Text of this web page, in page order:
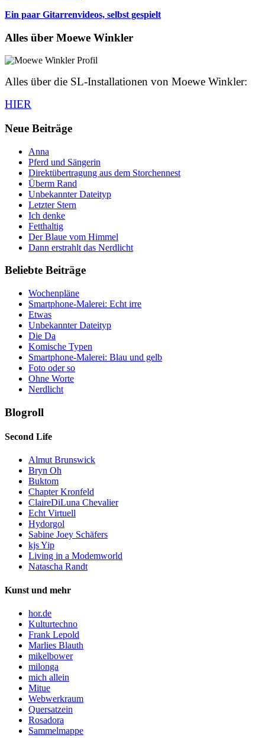
Ein paar Gitarrenvideos, selbst gespielt
Alles über Moewe Winkler
Alles über die SL-Installationen von Moewe Winkler:
HIER
Neue Beiträge
Anna
Pferd und Sängerin
Direktübertragung aus dem Storchennest
Überm Rand
Unbekannter Dateityp
Letzter Stern
Ich denke
Fetthaltig
Der Blaue vom Himmel
Dann erstrahlt das Nerdlicht
Beliebte Beiträge
Wochenpläne
Smartphone-Malerei: Echt irre
Etwas
Unbekannter Dateityp
Die Da
Komische Typen
Smartphone-Malerei: Blau und gelb
Foto oder so
Ohne Worte
Nerdlicht
Blogroll
Second Life
Almut Brunswick
Bryn Oh
Buktom
Chapter Kronfeld
ClaireDiLuna Chevalier
Echt Virtuell
Hydorgol
Sabine Joey Schäfers
kjs Yip
Living in a Modemworld
Natascha Randt
Kunst und mehr
hor.de
Kulturtechno
Frank Lepold
Marlies Blauth
mikelbower
milonga
mich allein
Mitue
Webwerkraum
Quersatzein
Rosadora
Sammelmappe